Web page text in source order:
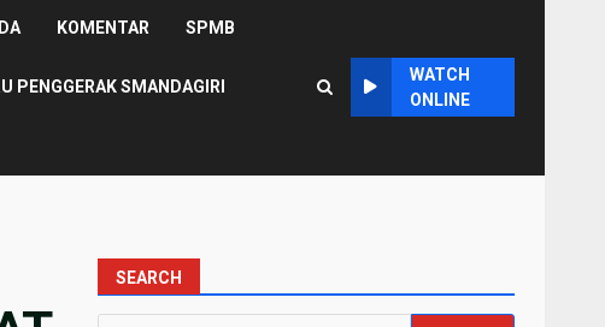
KOMENTAR SPMB
PENGGERAK SMANDAGIRI
WATCH
ONLINE
SEARCH